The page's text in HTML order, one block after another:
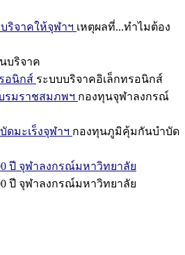
ริจาคให้จุฬาฯ เหตุผลที่...ทำไมต้อง
บริจาค
อนิกส์ ระบบบริจาคอิเล็กทรอนิกส์
รมราชสมภพฯ กองทุนจุฬาลงกรณ์
มะเร็งจุฬาฯ กองทุนภูมิคุ้มกันบำบัด
ปี จุฬาลงกรณ์มหาวิทยาลัย
ปี จุฬาลงกรณ์มหาวิทยาลัย